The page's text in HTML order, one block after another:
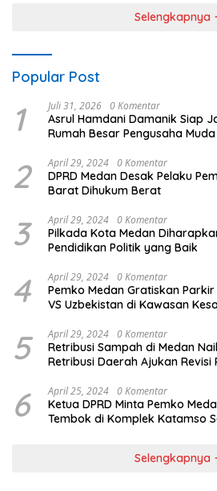
Selengkapnya
Popular Post
1 Juli 31, 2026 0 Komentar
Asrul Hamdani Damanik Siap
Rumah Besar Pengusaha Muda
2 April 29, 2024 0 Komentar
DPRD Medan Desak Pelaku
Barat Dihukum Berat
3 April 29, 2024 0 Komentar
Pilkada Kota Medan
Pendidikan Politik yang Baik
4 April 29, 2024 0 Komentar
Pemko Medan Gratiskan
VS Uzbekistan di Kawasan
5 April 29, 2024 0 Komentar
Retribusi Sampah di Medan
Retribusi Daerah Ajukan Revisi
6 April 25, 2024 0 Komentar
Ketua DPRD Minta Pemko
Tembok di Komplek Katamso
Selengkapnya